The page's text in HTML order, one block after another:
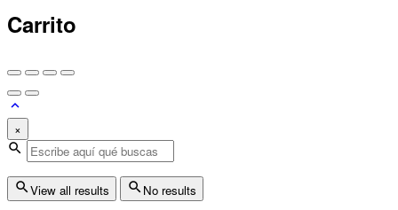
Carrito
×
View all results No results